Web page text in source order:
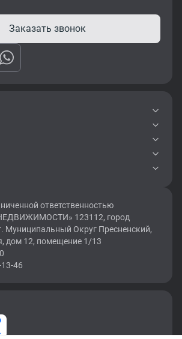
Собственникам помогаем найти
и выстроить грамотное управление
Такой подход позволяет
сложности - от аренды одного
реализации крупных коммерческих
сделки - свяжитесь с нами. Мы подберём
задачи и бюджет, предложим
и поможем принять решение,
понимании рынка.
Заказать звонок
ответственностью
123112, город
Муниципальный Округ Пресненский,
дом 12, помещение 1/13
46